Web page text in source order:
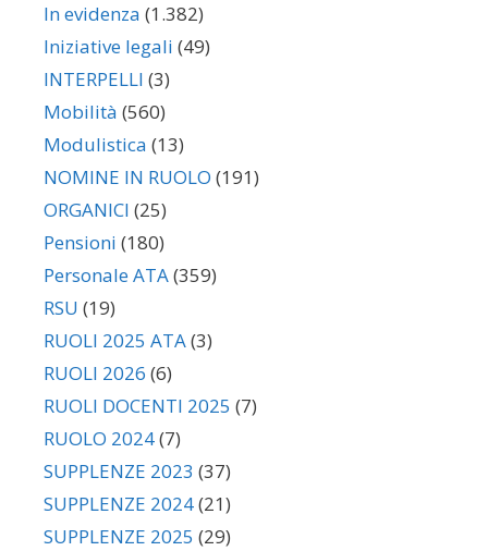
In evidenza (1.382)
Iniziative legali (49)
INTERPELLI (3)
Mobilità (560)
Modulistica (13)
NOMINE IN RUOLO (191)
ORGANICI (25)
Pensioni (180)
Personale ATA(359)
RSU (19)
RUOLI 2025 ATA(3)
RUOLI 2026 (6)
RUOLI DOCENTI 2025 (7)
RUOLO 2024(7)
SUPPLENZE 2023 (37)
SUPPLENZE 2024(21)
SUPPLENZE 2025 (29)